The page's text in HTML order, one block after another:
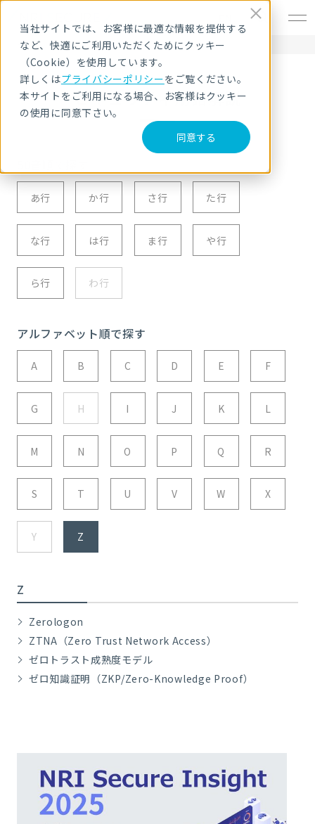
当社サイトでは、お客様に最適な情報を提供する
など、快適にご利用いただくためにクッキー
（Cookie）を使用しています。
詳しくはプライバシーポリシーをご覧ください。
本サイトをご利用になる場合、お客様はクッキー
の使用に同意下さい。
同意する
HOME セキュリティ用語解説 Z
セキュリティ用語解説
あ行 か行 さ行 た行
な行 は行 ま行 や行
ら行 わ行
アルファベット順で探す
A B C D E F
G H I J K L
M N O P Q R
S T U V W X
Y Z
Z
Zerologon
ZTNA（Zero Trust Network Access）
ゼロトラスト成熟度モデル
ゼロ知識証明（ZKP/Zero-Knowledge Proof）